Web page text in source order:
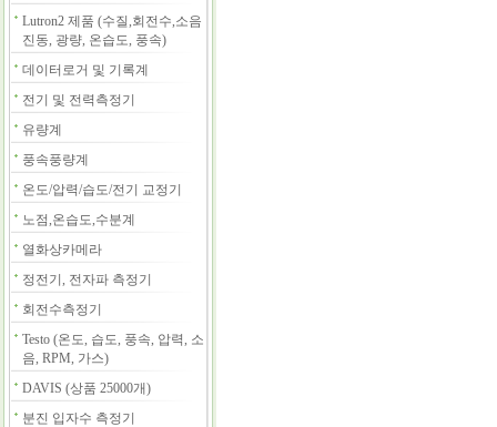
Lutron2 제품 (수질,회전수,소음
진동, 광량, 온습도, 풍속)
데이터로거 및 기록계
전기 및 전력측정기
유량계
풍속풍량계
온도/압력/습도/전기 교정기
노점,온습도,수분계
열화상카메라
정전기, 전자파 측정기
회전수측정기
Testo (온도, 습도, 풍속, 압력, 소
음, RPM, 가스)
DAVIS (상품 25000개)
분진 입자수 측정기